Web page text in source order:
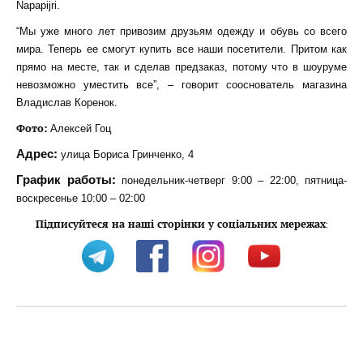
Napapijri.
“Мы уже много лет привозим друзьям одежду и обувь со всего
мира. Теперь ее смогут купить все наши посетители. Притом как
прямо на месте, так и сделав предзаказ, потому что в шоуруме
невозможно уместить все”, – говорит сооснователь магазина
Владислав Коренок.
Фото: Алексей Гоц
Адрес: улица Бориса Гринченко, 4
График работы: понедельник-четверг 9:00 – 22:00, пятница-
воскресенье 10:00 – 02:00
Підписуйтеся на наші сторінки у соціальних мережах: